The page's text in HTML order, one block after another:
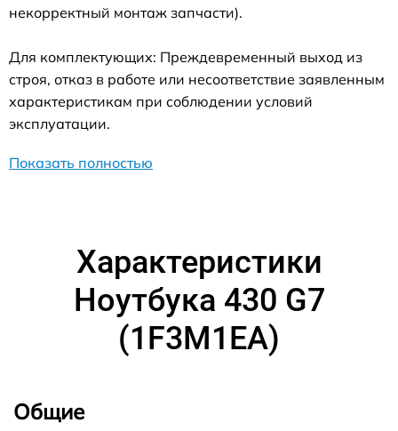
некорректный монтаж запчасти).
Для комплектующих: Преждевременный выход из
строя, отказ в работе или несоответствие заявленным
характеристикам при соблюдении условий
эксплуатации.
Показать полностью
Характеристики
Ноутбука 430 G7
(1F3M1EA)
Общие